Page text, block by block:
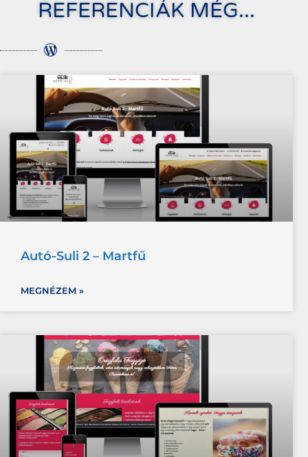
REFERENCIÁK MÉG...
Autó-Suli 2 – Martfű
MEGNÉZEM »